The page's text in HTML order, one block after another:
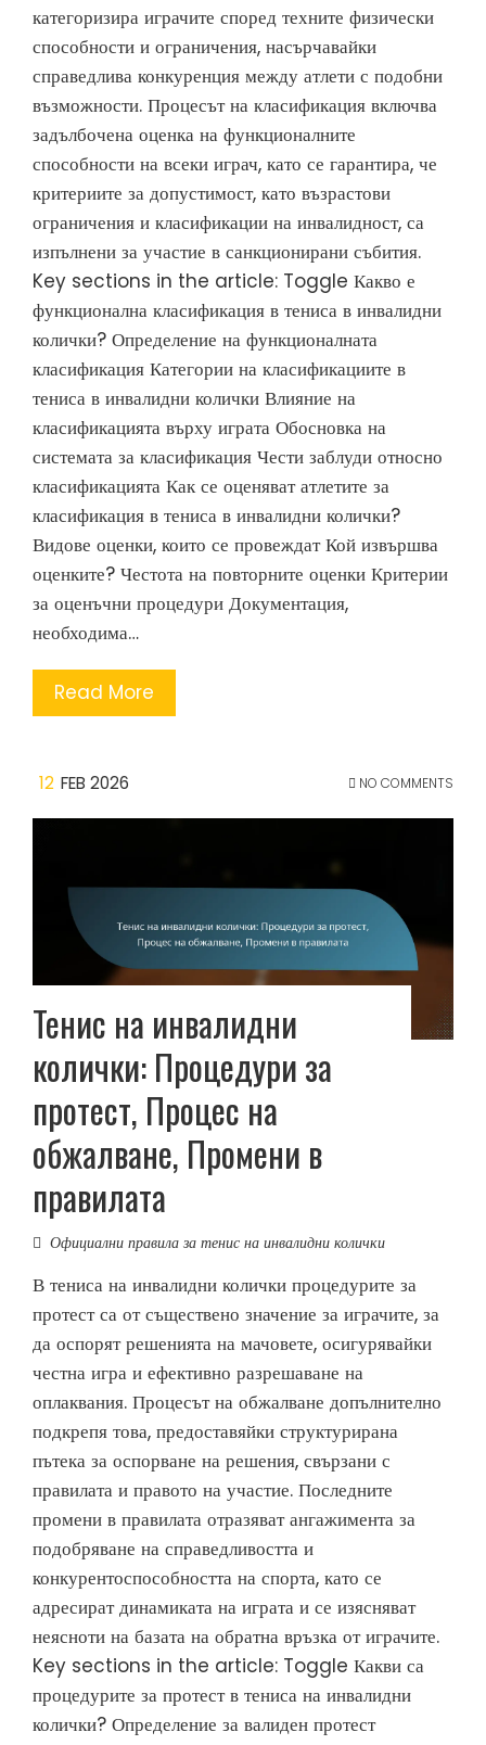
категоризира играчите според техните физически
способности и ограничения, насърчавайки
справедлива конкуренция между атлети с подобни
възможности. Процесът на класификация включва
задълбочена оценка на функционалните
способности на всеки играч, като се гарантира, че
критериите за допустимост, като възрастови
ограничения и класификации на инвалидност, са
изпълнени за участие в санкционирани събития.
Key sections in the article: Toggle Какво е
функционална класификация в тениса в инвалидни
колички? Определение на функционалната
класификация Категории на класификациите в
тениса в инвалидни колички Влияние на
класификацията върху играта Обосновка на
системата за класификация Чести заблуди относно
класификацията Как се оценяват атлетите за
класификация в тениса в инвалидни колички?
Видове оценки, които се провеждат Кой извършва
оценките? Честота на повторните оценки Критерии
за оценъчни процедури Документация,
необходима…
Read More
12 FEB 2026 NO COMMENTS
Тенис на инвалидни
колички: Процедури за
протест, Процес на
обжалване, Промени в
правилата
Официални правила за тенис на инвалидни колички
В тениса на инвалидни колички процедурите за
протест са от съществено значение за играчите, за
да оспорят решенията на мачовете, осигурявайки
честна игра и ефективно разрешаване на
оплаквания. Процесът на обжалване допълнително
подкрепя това, предоставяйки структурирана
пътека за оспорване на решения, свързани с
правилата и правото на участие. Последните
промени в правилата отразяват ангажимента за
подобряване на справедливостта и
конкурентоспособността на спорта, като се
адресират динамиката на играта и се изясняват
неясноти на базата на обратна връзка от играчите.
Key sections in the article: Toggle Какви са
процедурите за протест в тениса на инвалидни
колички? Определение за валиден протест